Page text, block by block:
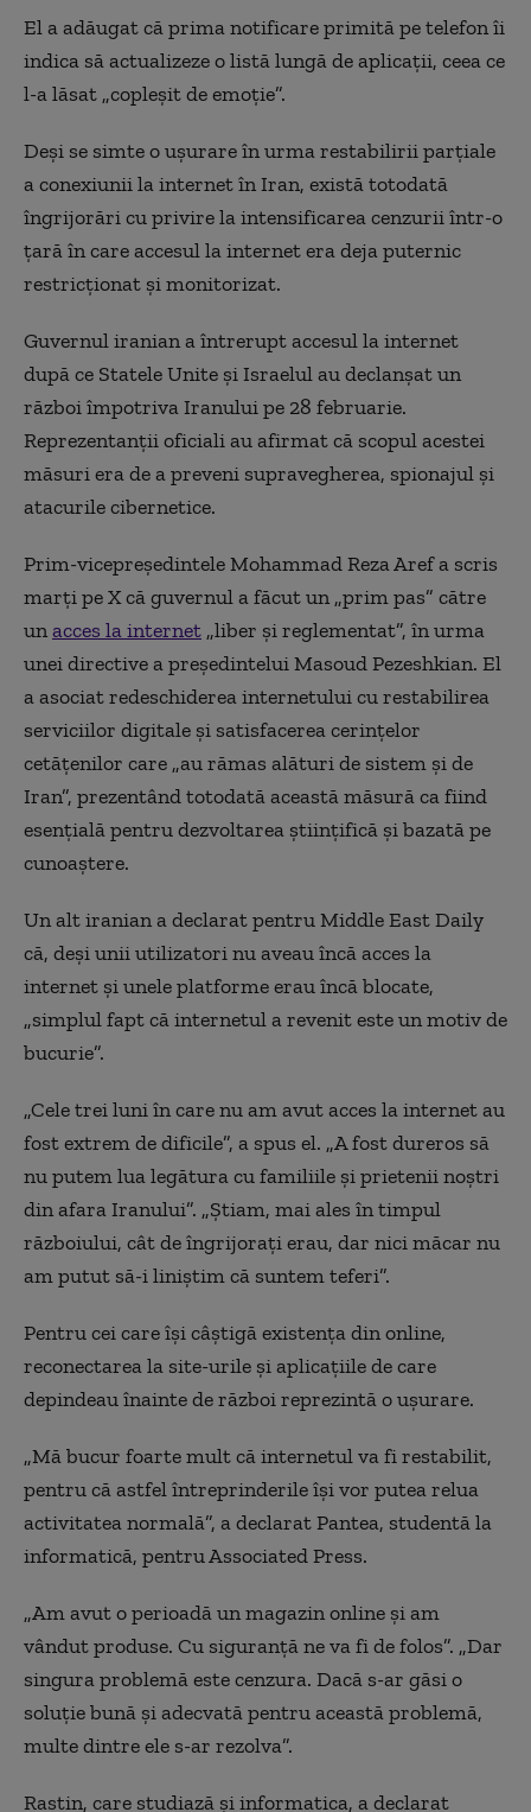
El a adăugat că prima notificare primită pe telefon îi
indica să actualizeze o listă lungă de aplicații, ceea ce
l-a lăsat „copleșit de emoție”.
Deși se simte o ușurare în urma restabilirii parțiale
a conexiunii la internet în Iran, există totodată
îngrijorări cu privire la intensificarea cenzurii într-o
țară în care accesul la internet era deja puternic
restricționat și monitorizat.
Guvernul iranian a întrerupt accesul la internet
după ce Statele Unite și Israelul au declanșat un
război împotriva Iranului pe 28 februarie.
Reprezentanții oficiali au afirmat că scopul acestei
măsuri era de a preveni supravegherea, spionajul și
atacurile cibernetice.
Prim-vicepreședintele Mohammad Reza Aref a scris
marți pe X că guvernul a făcut un „prim pas” către
unacces la internet „liber și reglementat”, în urma
unei directive a președintelui Masoud Pezeshkian. El
a asociat redeschiderea internetului cu restabilirea
serviciilor digitale și satisfacerea cerințelor
cetățenilor care „au rămas alături de sistem și de
Iran”, prezentând totodată această măsură ca fiind
esențială pentru dezvoltarea științifică și bazată pe
cunoaștere.
Un alt iranian a declarat pentru Middle East Daily
că, deși unii utilizatori nu aveau încă acces la
internet și unele platforme erau încă blocate,
„simplul fapt că internetul a revenit este un motiv de
bucurie”.
„Cele trei luni în care nu am avut acces la internet au
fost extrem de dificile”, a spus el. „A fost dureros să
nu putem lua legătura cu familiile și prietenii noștri
din afara Iranului”. „Știam, mai ales în timpul
războiului, cât de îngrijorați erau, dar nici măcar nu
am putut să-i liniștim că suntem teferi”.
Pentru cei care își câștigă existența din online,
reconectarea la site-urile și aplicațiile de care
depindeau înainte de război reprezintă o ușurare.
„Mă bucur foarte mult că internetul va fi restabilit,
pentru că astfel întreprinderile își vor putea relua
activitatea normală”, a declarat Pantea, studentă la
informatică, pentru Associated Press.
„Am avut o perioadă un magazin online și am
vândut produse. Cu siguranță ne va fi de folos”. „Dar
singura problemă este cenzura. Dacă s-ar găsi o
soluție bună și adecvată pentru această problemă,
multe dintre ele s-ar rezolva”.
Rastin, care studiază și informatica, a declarat